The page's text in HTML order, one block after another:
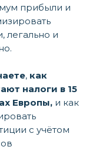
прибыли и
легально и
, как
налоги в 15
Европы, и как
с учётом